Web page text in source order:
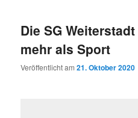
Die SG
mehr als Sport
Veröffentlicht am21. Oktober 2020